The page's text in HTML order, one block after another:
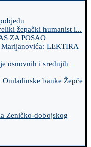
žepački humanist i...
ZA POSAO
LEKTIRA
osnovnih i srednjih
banke Žepče
Zeničko-dobojskog